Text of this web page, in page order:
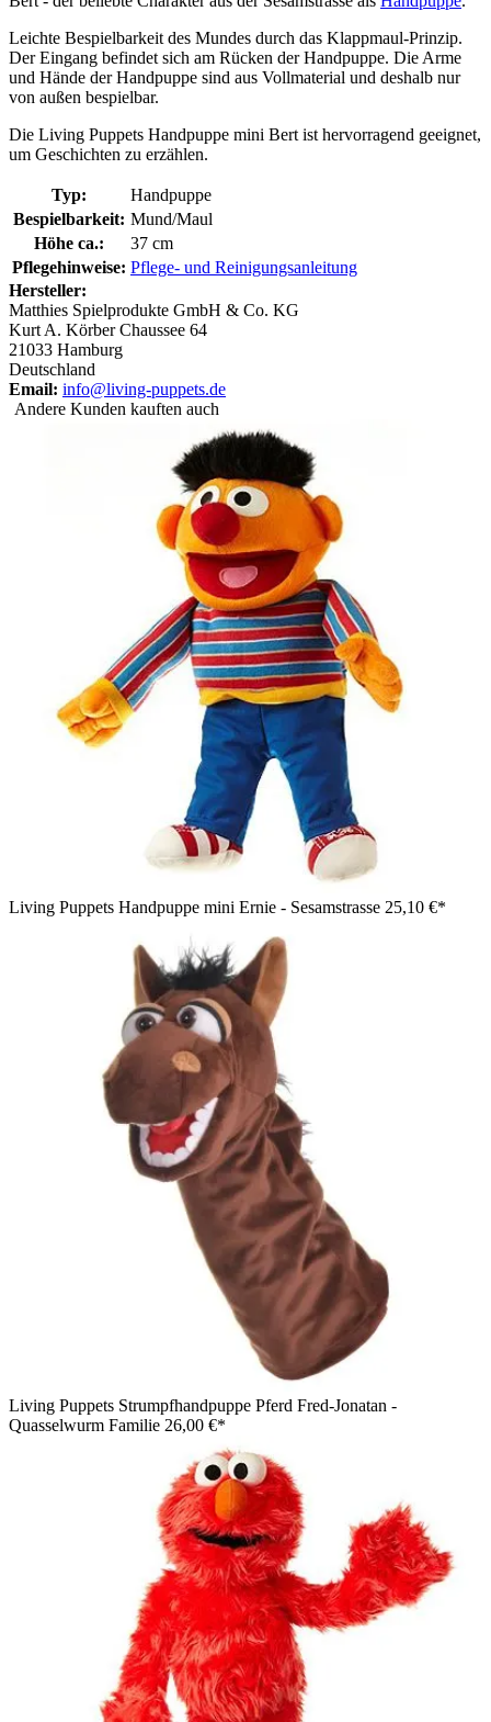
Leichte Bespielbarkeit des Mundes durch das Klappmaul-Prinzip.
Der Eingang befindet sich am Rücken der Handpuppe. Die Arme
und Hände der Handpuppe sind aus Vollmaterial und deshalb nur
von außen bespielbar.
Die Living Puppets Handpuppe mini Bert ist hervorragend geeignet,
um Geschichten zu erzählen.
Typ:
Handpuppe
Bespielbarkeit: Mund/Maul
Höhe ca.:
37 cm
Pflegehinweise: Pflege- und Reinigungsanleitung
Hersteller:
Matthies Spielprodukte GmbH & Co. KG
Kurt A. Körber Chaussee 64
21033 Hamburg
Deutschland
Email: info@living-puppets.de
Andere Kunden kauften auch
Living Puppets Handpuppe mini Ernie - Sesamstrasse 25,10 €*
Living Puppets Strumpfhandpuppe Pferd Fred-Jonatan -
Quasselwurm Familie 26,00 €*